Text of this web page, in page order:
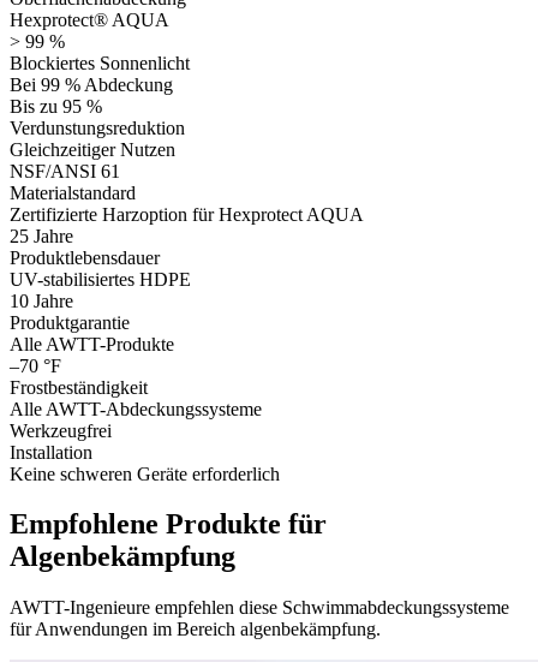
Hexprotect® AQUA
> 99 %
Blockiertes Sonnenlicht
Bei 99 % Abdeckung
Bis zu 95 %
Verdunstungsreduktion
Gleichzeitiger Nutzen
NSF/ANSI 61
Materialstandard
Zertifizierte Harzoption für Hexprotect AQUA
25 Jahre
Produktlebensdauer
UV-stabilisiertes HDPE
10 Jahre
Produktgarantie
Alle AWTT-Produkte
–70 °F
Frostbeständigkeit
Alle AWTT-Abdeckungssysteme
Werkzeugfrei
Installation
Keine schweren Geräte erforderlich
Empfohlene Produkte für
Algenbekämpfung
AWTT-Ingenieure empfehlen diese Schwimmabdeckungssysteme
für Anwendungen im Bereich algenbekämpfung.